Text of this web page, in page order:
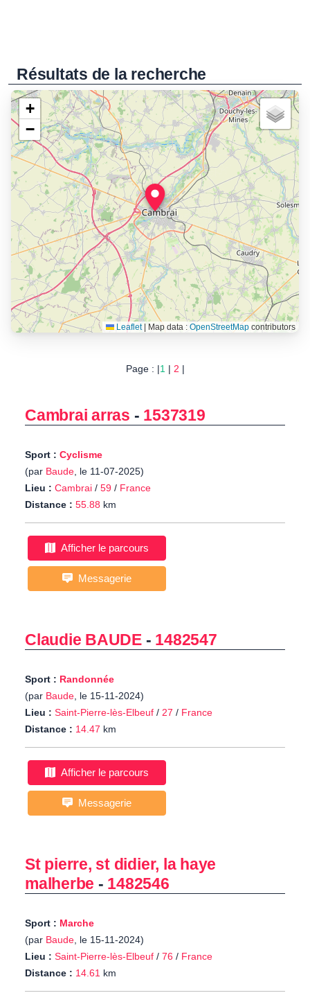
Résultats de la recherche
+
−
Leaflet Map data : OpenStreetMapcontributors
Page : |1| 2 |
Cambrai arras - 1537319
Sport : Cyclisme
(par Baude, le 11-07-2025)
Lieu : Cambrai / 59 / France
Distance : 55.88 km
Afficher le parcours
Messagerie
Claudie BAUDE- 1482547
Sport : Randonnée
(par Baude, le 15-11-2024)
Lieu : Saint-Pierre-lès-Elbeuf / 27 / France
Distance : 14.47 km
Afficher le parcours
Messagerie
St pierre, st didier, la haye
malherbe - 1482546
Sport : Marche
(par Baude, le 15-11-2024)
Lieu : Saint-Pierre-lès-Elbeuf / 76 / France
Distance : 14.61 km